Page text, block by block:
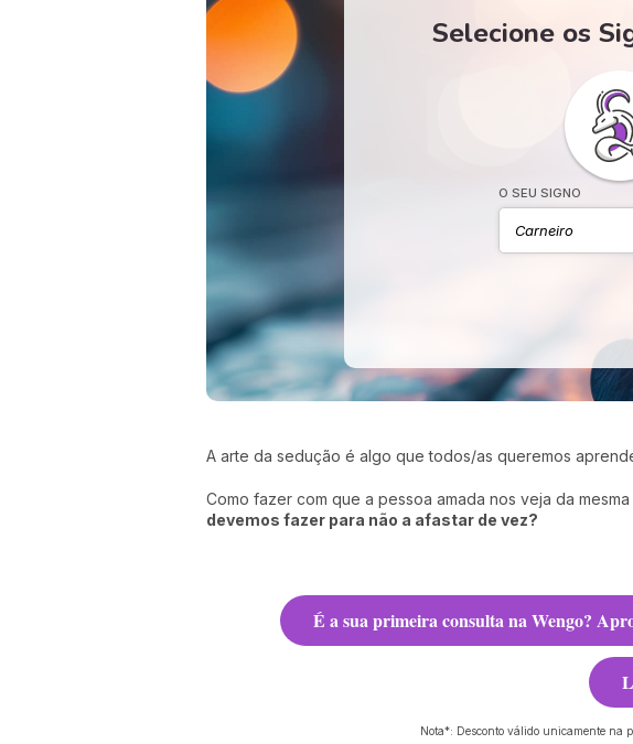
Selecione os
O SEU SIGNO
A arte da sedução é algo que todos/as queremos
Como fazer com que a pessoa amada nos veja da
devemos fazer para não a afastar de vez?
É a sua primeira consulta na Wengo?
Nota*: Desconto válido unicamente na